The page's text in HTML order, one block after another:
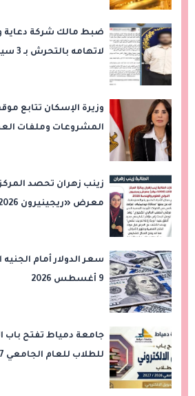
ضبط مالك شركة دعاية
وزيرة الإسكان تتابع
المشروعات وملفات
زينب زهران تحصد
سعر الدولار أمام
9 أغسطس 2026
جامعة دمياط تفتح باب
للطلاب للعام الجامعي 2026/2027